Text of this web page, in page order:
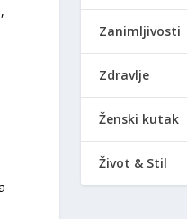
Zanimljivosti
Zdravlje
Ženski kutak
Život & Stil